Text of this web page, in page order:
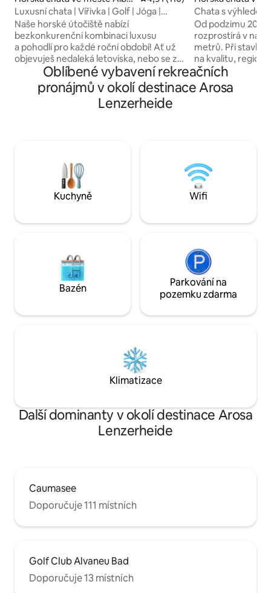
a/Alvra
Luxusní chata | Vířivka | Golf | Jóga |
Kouzelný výhled
Naše horské útočiště nabízí
bezkonkurenční kombinaci luxusu
a pohodlí pro každé roční období! Ať už
objevuješ nedaleká letoviska, nebo se za
špatného počasí utěšuješ uvnitř, bude se
ti to líbit. Nabízíme: ✶Klidné místo poblíž
prvotřídních rezortů Sprcha s✶
dešťovou hlavicí a vířivka Lůžka
Bezproblémový digitální příjezd ✶
Bezplatné nabíjení elektromobilů solární
energií Těšíme se, až tě přivítáme!
Chata s
LAAX
Od podzimu 2019
rozprostírá v
metrů. Při stavbě
na kvalitu,
především
jako na lásku k
ingredience, díky
si dovolenou v
užijete.
Oblíbené vybavení rekreačních
pronájmů v okolí destinace Arosa
Lenzerheide
Kuchyně Wifi
Bazén
Parkování na
pozemku zdarma
Klimatizace
Další dominanty v okolí destinace Arosa
Lenzerheide
Caumasee
Doporučuje 111 místních
Golf Club Alvaneu Bad
Doporučuje 13 místních